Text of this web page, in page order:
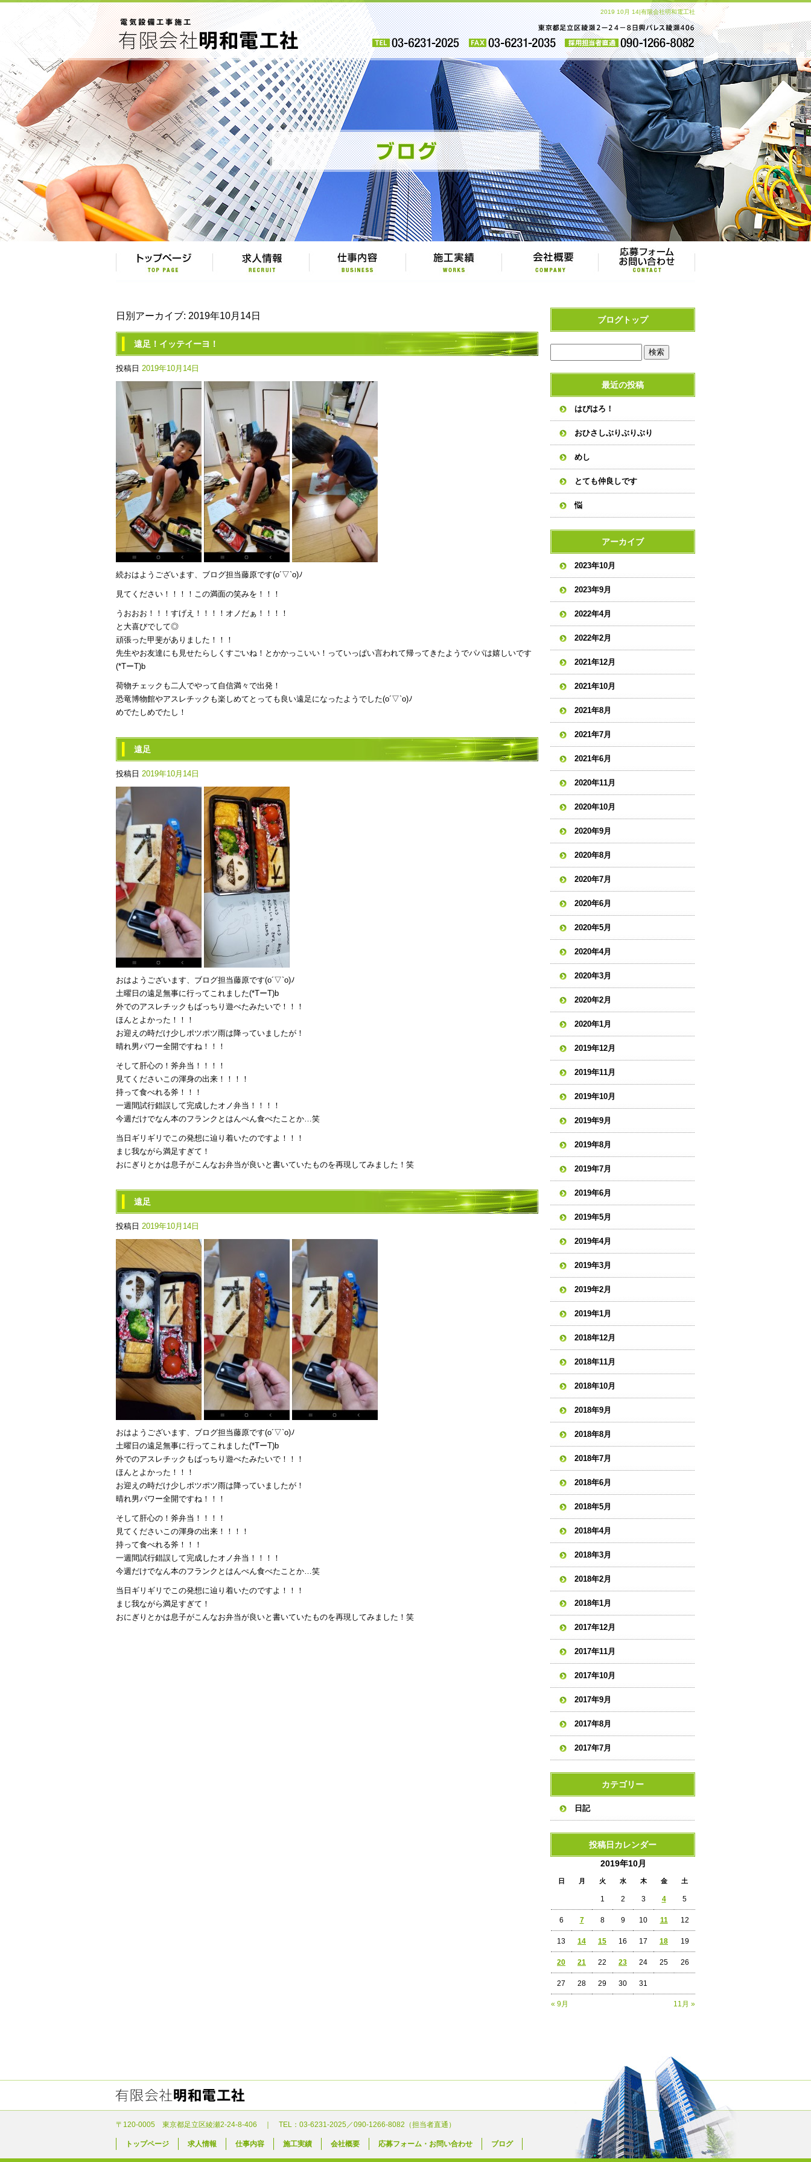
2019 10月 14|有限会社明和電工社
日別アーカイブ: 2019年10月14日
遠足！イッテイーヨ！
投稿日 2019年10月14日
続おはようございます、ブログ担当藤原です(o´▽`o)ﾉ
見てください！！！！この満面の笑みを！！！
うおおお！！！すげえ！！！！オノだぁ！！！！
と大喜びでして◎
頑張った甲斐がありました！！！
先生やお友達にも見せたらしくすごいね！とかかっこいい！っていっぱい言われて帰ってきたようでパパは嬉しいです
(*TーT)b
荷物チェックも二人でやって自信満々で出発！
恐竜博物館やアスレチックも楽しめてとっても良い遠足になったようでした(o´▽`o)ﾉ
めでたしめでたし！
遠足
投稿日 2019年10月14日
おはようございます、ブログ担当藤原です(o´▽`o)ﾉ
土曜日の遠足無事に行ってこれました(*TーT)b
外でのアスレチックもばっちり遊べたみたいで！！！
ほんとよかった！！！
お迎えの時だけ少しポツポツ雨は降っていましたが！
晴れ男パワー全開ですね！！！
そして肝心の！斧弁当！！！！
見てくださいこの渾身の出来！！！！
持って食べれる斧！！！
一週間試行錯誤して完成したオノ弁当！！！！
今週だけでなん本のフランクとはんぺん食べたことか…笑
当日ギリギリでこの発想に辿り着いたのですよ！！！
まじ我ながら満足すぎて！
おにぎりとかは息子がこんなお弁当が良いと書いていたものを再現してみました！笑
遠足
投稿日 2019年10月14日
おはようございます、ブログ担当藤原です(o´▽`o)ﾉ
土曜日の遠足無事に行ってこれました(*TーT)b
外でのアスレチックもばっちり遊べたみたいで！！！
ほんとよかった！！！
お迎えの時だけ少しポツポツ雨は降っていましたが！
晴れ男パワー全開ですね！！！
そして肝心の！斧弁当！！！！
見てくださいこの渾身の出来！！！！
持って食べれる斧！！！
一週間試行錯誤して完成したオノ弁当！！！！
今週だけでなん本のフランクとはんぺん食べたことか…笑
当日ギリギリでこの発想に辿り着いたのですよ！！！
まじ我ながら満足すぎて！
おにぎりとかは息子がこんなお弁当が良いと書いていたものを再現してみました！笑
ブログトップ
最近の投稿
はぴはろ！
おひさしぶりぶりぶり
めし
とても仲良しです
悩
アーカイブ
2023年10月
2023年9月
2022年4月
2022年2月
2021年12月
2021年10月
2021年8月
2021年7月
2021年6月
2020年11月
2020年10月
2020年9月
2020年8月
2020年7月
2020年6月
2020年5月
2020年4月
2020年3月
2020年2月
2020年1月
2019年12月
2019年11月
2019年10月
2019年9月
2019年8月
2019年7月
2019年6月
2019年5月
2019年4月
2019年3月
2019年2月
2019年1月
2018年12月
2018年11月
2018年10月
2018年9月
2018年8月
2018年7月
2018年6月
2018年5月
2018年4月
2018年3月
2018年2月
2018年1月
2017年12月
2017年11月
2017年10月
2017年9月
2017年8月
2017年7月
カテゴリー
日記
投稿日カレンダー
2019年10月
日 月 火 水 木 金 土
« 9月 11月 »
1 2 3 4 5
6 7 8 9 10 11 12
13 14 15 16 17 18 19
20 21 22 23 24 25 26
27 28 29 30 31
トップページ 求人情報 仕事内容 施工実績 会社概要 応募フォーム・お問い合わせ ブログ
〒120-0005 東京都足立区綾瀬2-24-8-406 ｜ TEL：03-6231-2025／090-1266-8082（担当者直通）